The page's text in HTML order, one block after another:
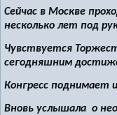
Сейчас в Москве
несколько лет под
Чувствуется
сегодняшним
Конгресс
Вновь услышала о